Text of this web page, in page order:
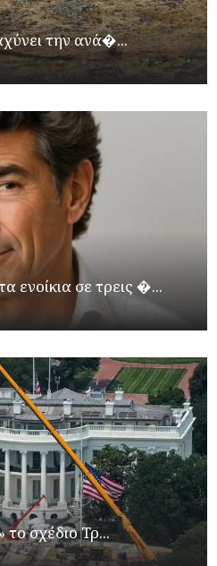
την ανά�...
ενοίκια σε τρεις �...
το σχέδιο Τρ...